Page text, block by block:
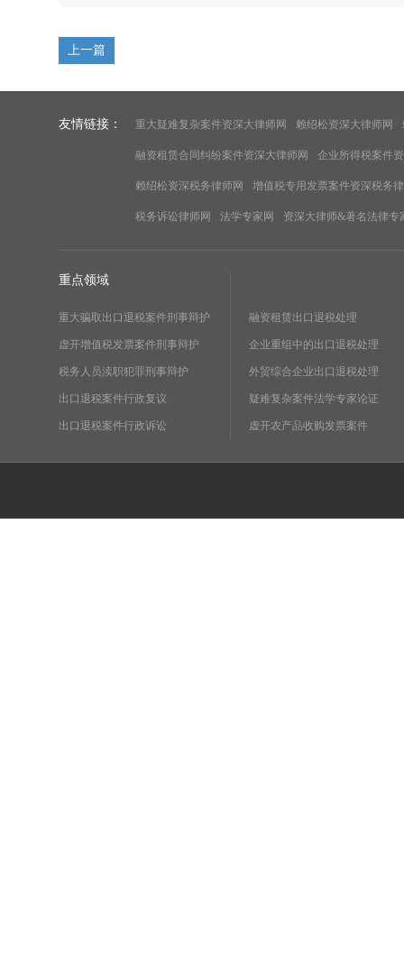
上一篇
友情链接： 重大疑难复杂案件资深大律师网 赖绍松资深大律师网
融资租赁合同纠纷案件资深大律师网 企业所得税案件
赖绍松资深税务律师网 增值税专用发票案件资深税务
税务诉讼律师网 法学专家网 资深大律师&著名法律专
重点领域
重大骗取出口退税案件刑事辩护
虚开增值税发票案件刑事辩护
税务人员渎职犯罪刑事辩护
出口退税案件行政复议
出口退税案件行政诉讼
融资租赁出口退税处理
企业重组中的出口退税处理
外贸综合企业出口退税处理
疑难复杂案件法学专家论证
虚开农产品收购发票案件